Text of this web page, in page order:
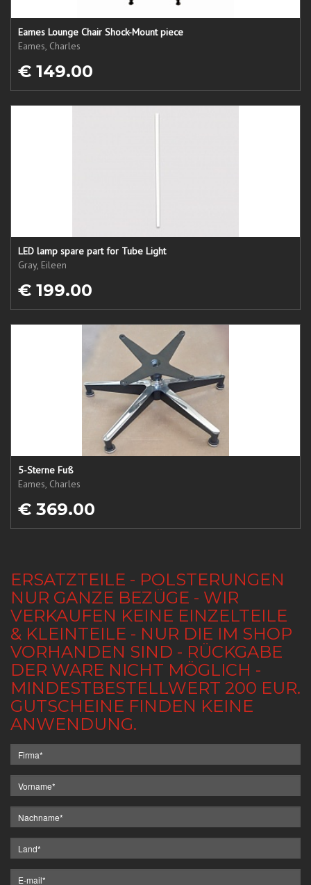
Eames Lounge Chair Shock-Mount piece
Eames, Charles
€ 149.00
LED lamp spare part for Tube Light
Gray, Eileen
€ 199.00
5-Sterne Fuß
Eames, Charles
€ 369.00
ERSATZTEILE - POLSTERUNGEN
NUR GANZE BEZÜGE - WIR
VERKAUFEN KEINE EINZELTEILE
& KLEINTEILE - NUR DIE IM SHOP
VORHANDEN SIND - RÜCKGABE
DER WARE NICHT MÖGLICH -
MINDESTBESTELLWERT 200 EUR.
GUTSCHEINE FINDEN KEINE
ANWENDUNG.